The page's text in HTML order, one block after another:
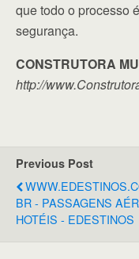
que todo o processo
segurança.
CONSTRUTORA
http://
Previous Post
BR - PASSAGENS
HOTÉIS - EDESTINOS